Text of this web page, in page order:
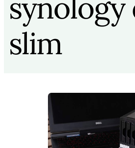
synology
slim